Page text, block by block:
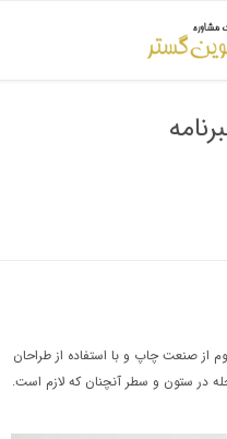
از صنعت چاپ و با استفاده از طراحان
در ستون و سطر آنچنان که لازم است.